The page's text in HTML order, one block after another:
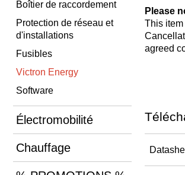
Boîtier de raccordement
Protection de réseau et
d'installations
Fusibles
Victron Energy
Software
Électromobilité
Chauffage
Please
This
agreed